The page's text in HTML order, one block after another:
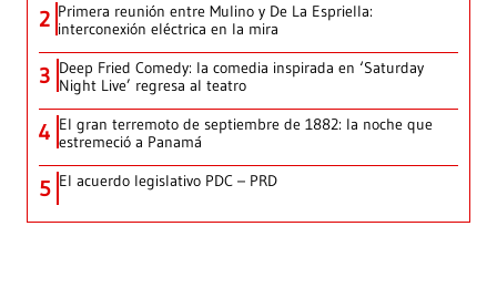
2 Primera reunión entre Mulino y De La Espriella:
interconexión eléctrica en la mira
3 Deep Fried Comedy: la comedia inspirada en ‘Saturday
Night Live’ regresa al teatro
4 El gran terremoto de septiembre de 1882: la noche que
estremeció a Panamá
5 El acuerdo legislativo PDC – PRD